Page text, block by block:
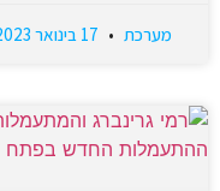
מערכת